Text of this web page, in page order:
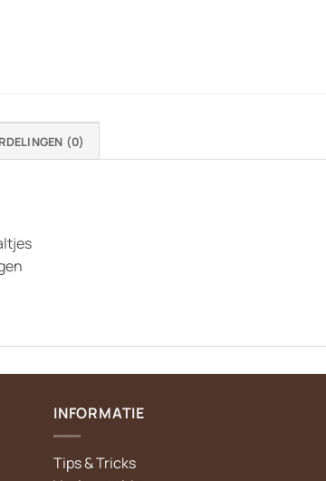
(0)
INFORMATIE
Tips & Tricks